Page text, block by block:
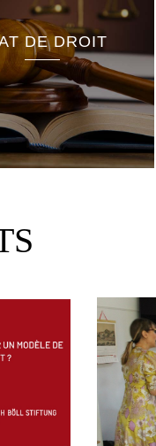
DE DROIT
Réformes de l’éducation
Recherche scientifique et
technologique
Formation professionnelle